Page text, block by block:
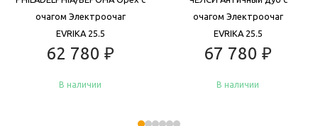
очагом Электроочаг
EVRIKA 25.5
62 780 ₽
В наличии
очагом Электроочаг
EVRIKA 25.5
67 780 ₽
В наличии